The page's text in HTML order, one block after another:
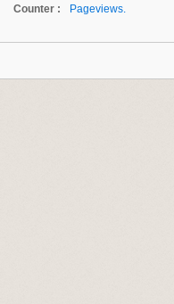
Counter :
Pageviews.